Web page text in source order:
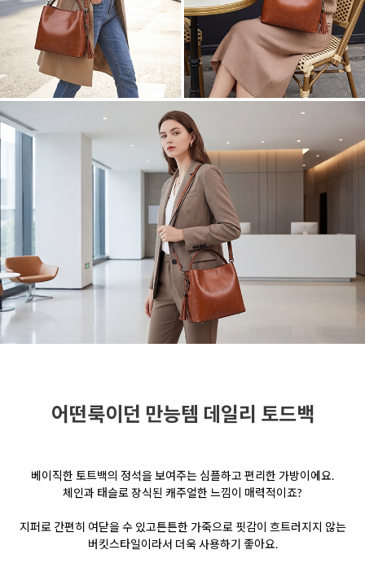
어떤룩이던 만능템 데일리 토드백
베이직한 토트백의 정석을 보여주는 심플하고 편리한 가방이에요.
체인과 태슬로장식된 캐주얼한 느낌이 매력적이죠?
지퍼로 간편히 여닫을 수 있고튼튼한 가죽으로 핏감이 흐트러지지 않는
버킷스타일이라서 더욱 사용하기 좋아요.